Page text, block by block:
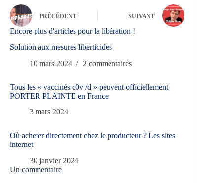
PRÉCÉDENT SUIVANT
Encore plus d'articles pour la libération !
Solution aux mesures liberticides
10 mars 2024
2 commentaires
Tous les « vaccinés c0v /d » peuvent officiellement
PORTER PLAINTE en France
3 mars 2024
Où acheter directement chez le producteur ? Les sites
internet
30 janvier 2024
Un commentaire